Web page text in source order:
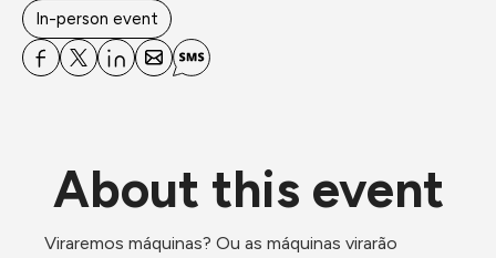
In-person event
About this event
Viraremos máquinas? Ou as máquinas virarão